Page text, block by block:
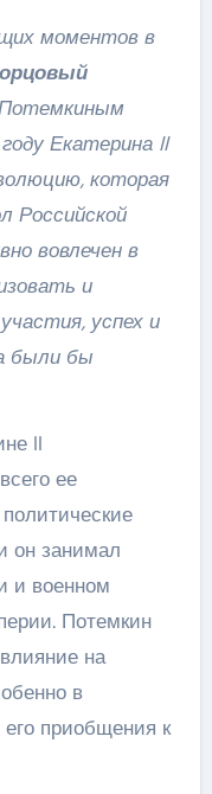
моментов в
Потемкиным
Екатерина II
которая
Российской
вовлечен в
и
успех и
были бы
II
ее
он занимал
и военном
Потемкин
на
в
приобщения к